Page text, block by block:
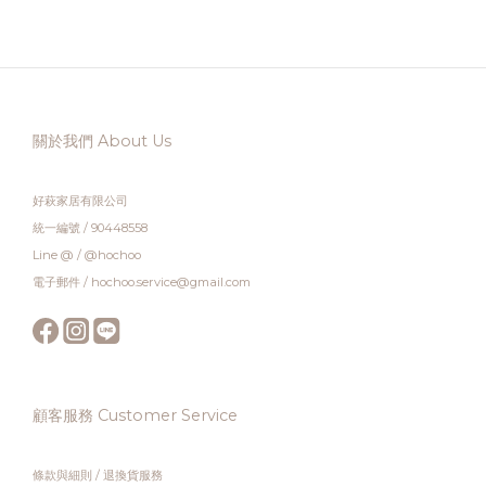
關於我們 About Us
好萩家居有限公司
統一編號 / 90448558
Line @ / @hochoo
電子郵件 / hochoo.service@gmail.com
顧客服務 Customer Service
條款與細則 / 退換貨服務